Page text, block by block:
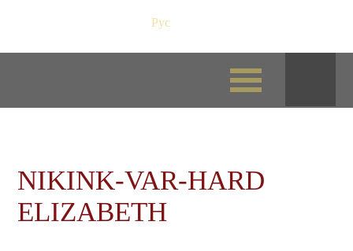
Рус
NIKINK-VAR-HARD
ELIZABETH